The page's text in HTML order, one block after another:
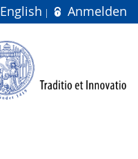
English Anmelden